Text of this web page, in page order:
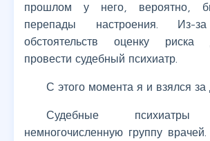
прошлом у него, вероятно,
перепады настроения. Из-
обстоятельств оценку
провести судебный психиатр.
С этого момента я и взялся за
Судебные психиатры
немногочисленную группу